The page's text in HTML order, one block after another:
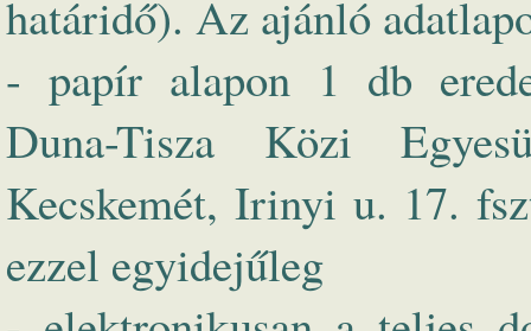
határidő). Az ajánló
- papír alapon 1 db
Duna-Tisza Közi
Kecskemét, Irinyi u. 17.
ezzel egyidejűleg